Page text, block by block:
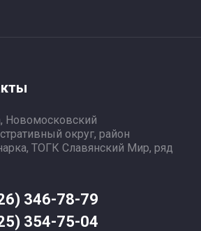
Новомосковский
округ, район
ТОГК Славянский Мир, ряд
346-78-79
354-75-04